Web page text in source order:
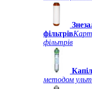
фільтрів
фільтрів
методом